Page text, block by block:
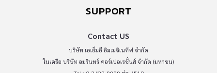
SUPPORT
Contact US
บริษัท เอเอ็มอี อิมเมจิเนทีฟ จำกัด
ในเครือ บริษัท อมรินทร์ คอร์เปอเรชั่นส์ จำกัด (มหาชน)